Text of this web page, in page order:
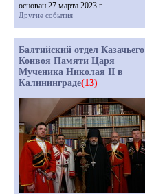
основан 27 марта 2023 г.
Другие события
Балтийский отдел Казачьего
Конвоя Памяти Царя
Мученика Николая II в
Калининграде(13)